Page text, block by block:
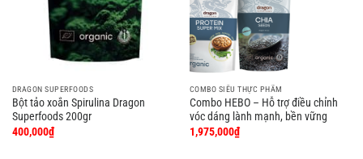
DRAGON SUPERFOODS
Bột tảo xoắn Spirulina Dragon
Superfoods 200gr
400,000₫
COMBO SIÊU THỰC PHẨM
Combo HEBO – Hỗ trợ điều chỉnh
vóc dáng lành mạnh, bền vững
1,975,000₫